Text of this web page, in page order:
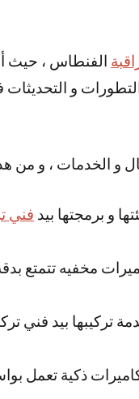
الفنطاس ، حيث
و
و الخدمات ، و من
و برمجتها بيد فني
مخفيه تتمتع
تركيبها بيد فني
ذكية تعمل